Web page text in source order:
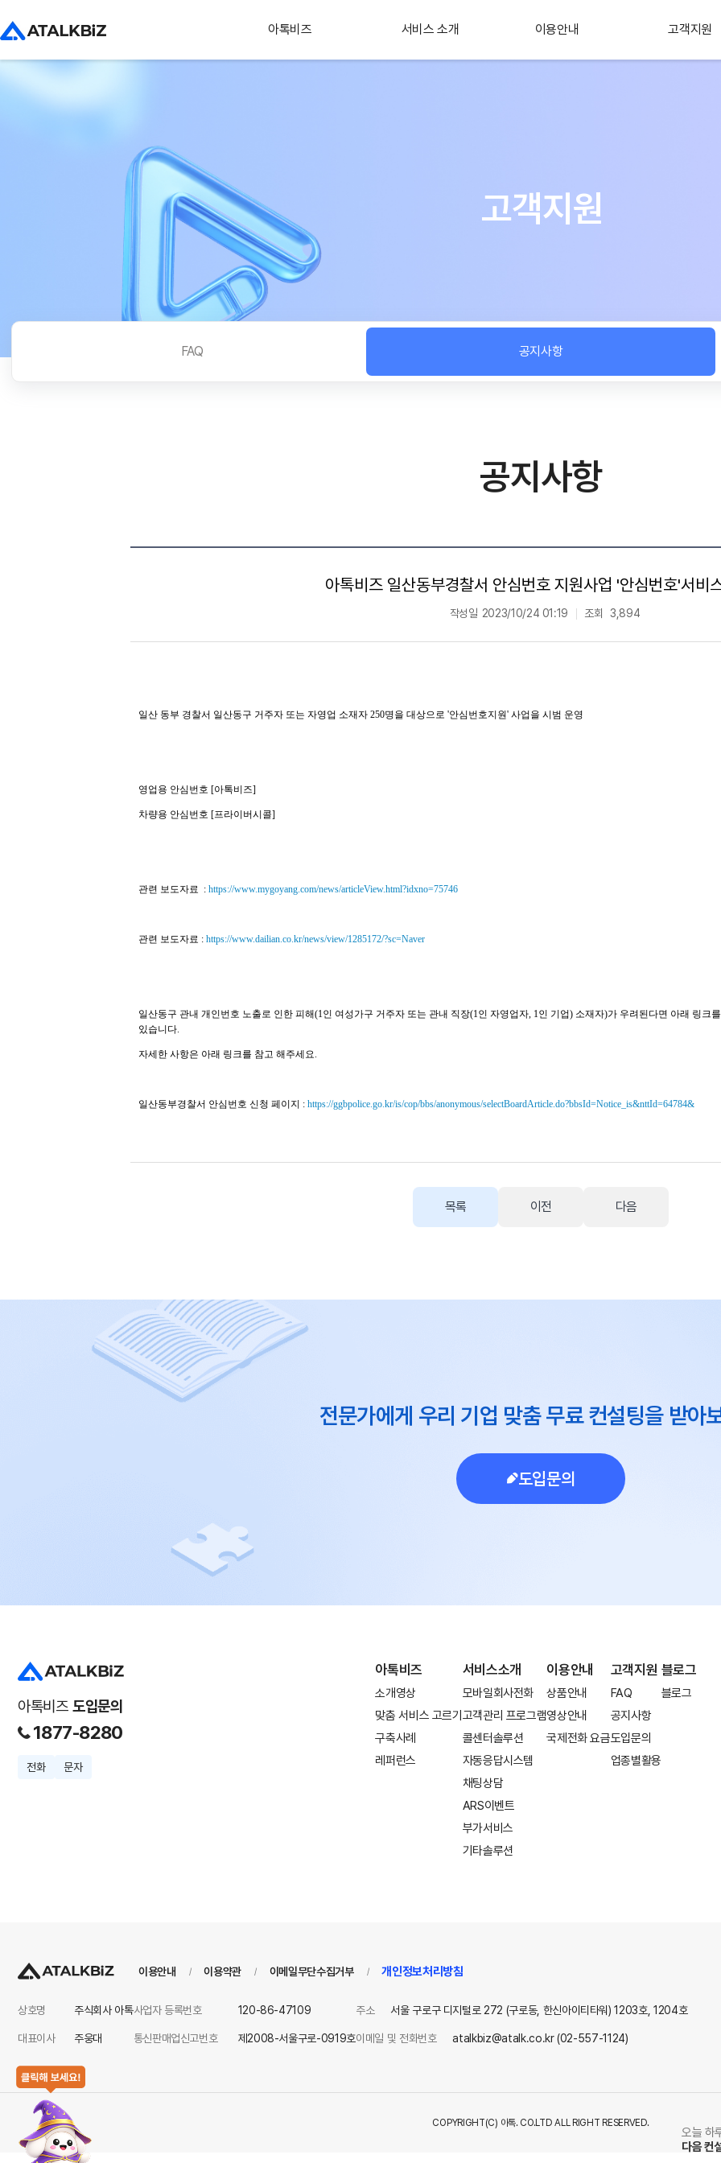
아톡비즈 서비스 소개 이용안내 고객지원
고객지원
FAQ 공지사항
공지사항
아톡비즈 일산동부경찰서 안심번호 지원사업 '안심번호'서비
작성일 2023/10/24 01:19 조회 3,894
일산 동부 경찰서 일산동구 거주자 또는 자영업 소재자 250명을 대상으로 '안심번호지원' 사업을 시범 운영
영업용 안심번호 [아톡비즈]
차량용 안심번호 [프라이버시콜]
관련 보도자료 : https://www.mygoyang.com/news/articleView.html?idxno=75746
관련 보도자료 : https://www.dailian.co.kr/news/view/1285172/?sc=Naver
일산동구 관내 개인번호 노출로 인한 피해(1인 여성가구 거주자 또는 관내 직장(1인 자영업자, 1인 기업) 소재자)가 우려된다면 아래 링크
있습니다.
자세한 사항은 아래 링크를 참고 해주세요.
일산동부경찰서 안심번호 신청 페이지 : https://ggbpolice.go.kr/is/cop/bbs/anonymous/selectBoardArticle.do?bbsId=Notice_is&nttId=64784&
목록 이전 다음
오늘 하
다음 컨
전문가에게 우리 기업 맞춤 무료 컨설팅을 받아
도입문의
아톡비즈 도입문의
1877-8280
전화 문자
아톡비즈
소개영상
맞춤 서비스 고르기
구축사례
레퍼런스
서비스소개
모바일회사전화
고객관리 프로그램
콜센터솔루션
자동응답시스템
채팅상담
ARS이벤트
부가서비스
기타솔루션
이용안내
상품안내
영상안내
국제전화 요금
고객지원
FAQ
공지사항
도입문의
업종별활용
블로그
블로그
이용안내 / 이용약관 / 이메일무단수집거부 / 개인정보처리방침
상호명 주식회사 아톡
대표이사 주웅대
사업자 등록번호 120-86-47109
통신판매업신고번호 제2008-서울구로-0919호
주소 서울 구로구 디지털로 272 (구로동, 한신아이티타워) 1203호, 1204호
이메일 및 전화번호 atalkbiz@atalk.co.kr (02-557-1124)
COPYRIGHT(C) 아톡. CO.LTD ALL RIGHT RESERVED.